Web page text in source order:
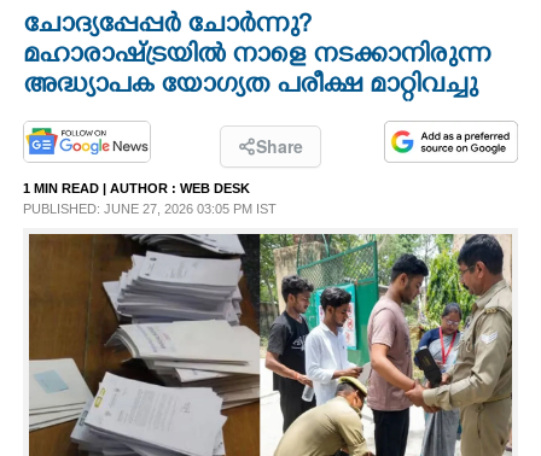
OPINION
PHOTOS
LIFESTYLE
ART
ചോദ്യപ്പേപ്പർ ചോർന്നു?
മഹാരാഷ്ട്രയിൽ നാളെ നടക്കാനിരുന്ന
അദ്ധ്യാപക യോഗ്യത പരീക്ഷ മാറ്റിവച്ചു
Share
1 MIN READ | AUTHOR : WEB DESK
PUBLISHED: JUNE 27, 2026 03:05 PM IST